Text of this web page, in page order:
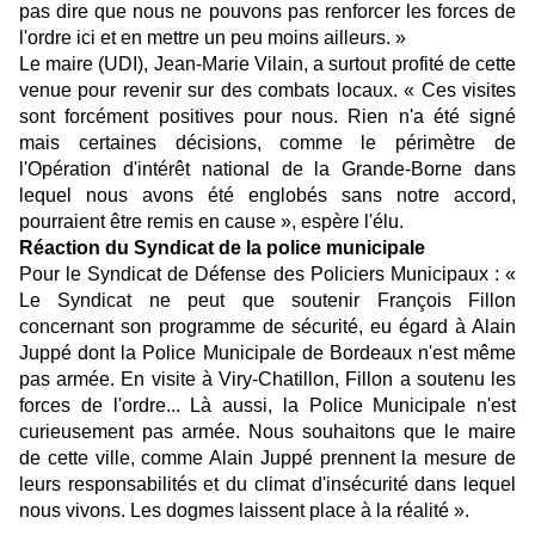
pas dire que nous ne pouvons pas renforcer les forces de
l'ordre ici et en mettre un peu moins ailleurs. »
Le maire (UDI), Jean-Marie Vilain, a surtout profité de cette
venue pour revenir sur des combats locaux. « Ces visites
sont forcément positives pour nous. Rien n'a été signé
mais certaines décisions, comme le périmètre de
l'Opération d'intérêt national de la Grande-Borne dans
lequel nous avons été englobés sans notre accord,
pourraient être remis en cause », espère l'élu.
Réaction du Syndicat de la police municipale
Pour le Syndicat de Défense des Policiers Municipaux : «
Le Syndicat ne peut que soutenir François Fillon
concernant son programme de sécurité, eu égard à Alain
Juppé dont la Police Municipale de Bordeaux n'est même
pas armée. En visite à Viry-Chatillon, Fillon a soutenu les
forces de l'ordre... Là aussi, la Police Municipale n'est
curieusement pas armée. Nous souhaitons que le maire
de cette ville, comme Alain Juppé prennent la mesure de
leurs responsabilités et du climat d'insécurité dans lequel
nous vivons. Les dogmes laissent place à la réalité ».